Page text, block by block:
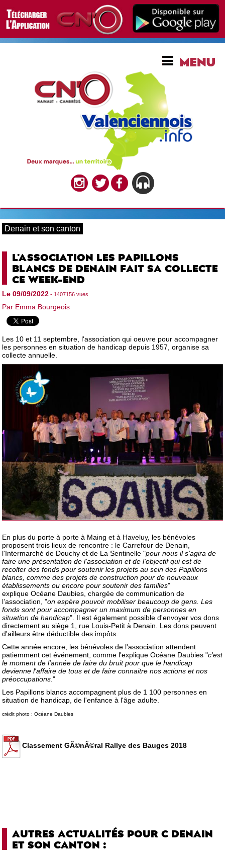
Denain et son canton
L'ASSOCIATION LES PAPILLONS
BLANCS DE DENAIN FAIT SA COLLECTE
CE WEEK-END
Le 09/09/2022 - 1407156 vues
Par Emma Bourgeois
Les 10 et 11 septembre, l'association qui oeuvre pour accompagner
les personnes en situation de handicap depuis 1957, organise sa
collecte annuelle.
En plus du porte à porte à Maing et à Haveluy, les bénévoles
proposent trois lieux de rencontre : le Carrefour de Denain,
l'Intermarché de Douchy et de La Sentinelle "pour nous il s'agira de
faire une présentation de l'association et de l'objectif qui est de
recolter des fonds pour soutenir les projets au sein des Papillons
blancs, comme des projets de construction pour de nouveaux
établissements ou encore pour soutenir des familles"
explique Océane Daubies, chargée de communication de
l’association, "on espère pouvoir mobiliser beaucoup de gens. Les
fonds sont pour accompagner un maximum de personnes en
situation de handicap". Il est également possible d'envoyer vos dons
directement au siège 1, rue Louis-Petit à Denain. Les dons peuvent
d'ailleurs être déductible des impôts.
Cette année encore, les bénévoles de l'association attendent
patiemment cet événement, comme l'explique Océane Daubies "c'est
le moment de l'année de faire du bruit pour que le handicap
devienne l'affaire de tous et de faire connaitre nos actions et nos
préoccupations ."
Les Papillons blancs accompagnent plus de 1 100 personnes en
situation de handicap, de l'enfance à l'âge adulte.
crédit photo : Océane Daubies
Classement GÃ©nÃ©ral Rallye des Bauges 2018
AUTRES ACTUALITÉS POUR C DENAIN
ET SON CANTON :